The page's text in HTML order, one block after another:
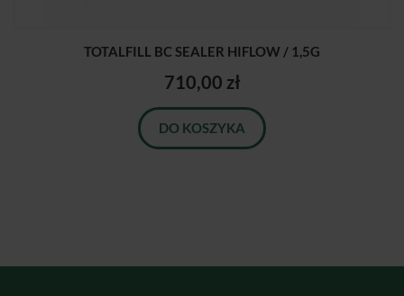
TOTALFILL BC SEALER HIFLOW / 1,5G
710,00 zł
DO KOSZYKA